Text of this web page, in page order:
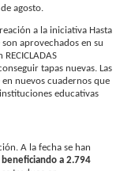
agosto.
a la iniciativa Hasta
aprovechados en su
tapas nuevas. Las
en nuevos cuadernos que
educativas
A la fecha se han
a 2.794